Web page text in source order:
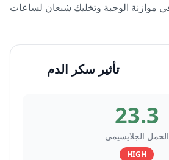
تأثير سكر الدم
23.3
الحمل الجلايسيمي
HIGH